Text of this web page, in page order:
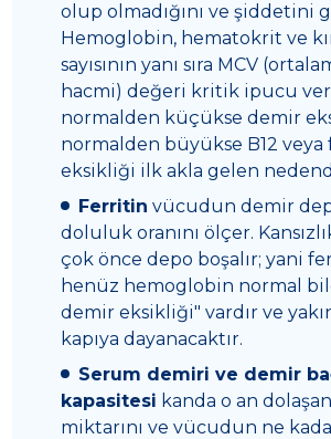
olup olmadığını ve şiddetini
Hemoglobin, hematokrit ve
sayısının yanı sıra MCV
hacmi) değeri kritik ipucu
normalden küçükse demir
normalden büyükse B12 veya
eksikliği ilk akla gelen
Ferritin vücudun demir
doluluk oranını ölçer.
çok önce depo boşalır; yani
henüz hemoglobin normal
demir eksikliği" vardır ve
kapıya dayanacaktır.
Serum demiri ve demir
kapasitesi kanda o an
miktarını ve vücudun ne